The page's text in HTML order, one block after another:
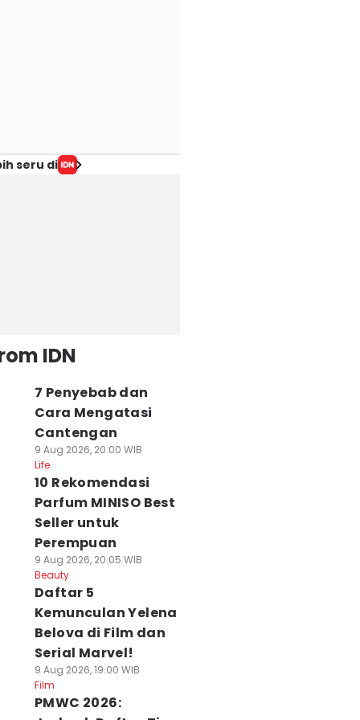
seru di
IDN
7 Penyebab dan
Cara Mengatasi
Cantengan
9 Aug 2026, 20:00 WIB
Life
10 Rekomendasi
Parfum MINISO Best
Seller untuk
Perempuan
9 Aug 2026, 20:05 WIB
Beauty
Daftar 5
Kemunculan Yelena
Belova di Film dan
Serial Marvel!
9 Aug 2026, 19:00 WIB
Film
PMWC 2026: